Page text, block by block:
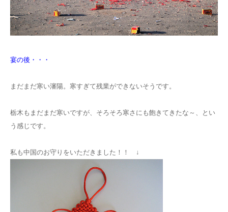
宴の後・・・
まだまだ寒い瀋陽。寒すぎて残業ができないそうです。
栃木もまだまだ寒いですが、そろそろ寒さにも飽きてきたな～、とい
う感じです。
私も中国のお守りをいただきました！！ ↓